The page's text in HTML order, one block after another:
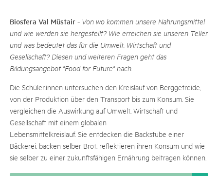
Biosfera Val Müstair - Von wo kommen unsere Nahrungsmittel
und wie werden sie hergestellt? Wie erreichen sie unseren Teller
und was bedeutet das für die Umwelt, Wirtschaft und
Gesellschaft? Diesen und weiteren Fragen geht das
Bildungsangebot "Food for Future" nach.
Die Schüler:innen untersuchen den Kreislauf von Berggetreide,
von der Produktion über den Transport bis zum Konsum. Sie
vergleichen die Auswirkung auf Umwelt, Wirtschaft und
Gesellschaft mit einem globalen
Lebensmittelkreislauf. Sie entdecken die Backstube einer
Bäckerei, backen selber Brot, reflektieren ihren Konsum und wie
sie selber zu einer zukunftsfähigen Ernährung beitragen können.